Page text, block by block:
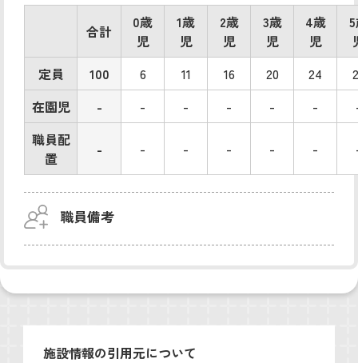
合計
0歳
児
1歳
児
2歳
児
3歳
児
4歳
児
定員
100 6 11 16 20 24
在園児
- - - - - -
職員配
置
- - - - - -
職員備考
施設情報の引用元について